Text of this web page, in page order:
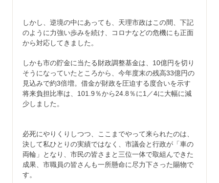
しかし、逆境の中にあっても、天理市政はこの間、下記
のように力強い歩みを続け、コロナなどの危機にも正面
から対応してきました。
しかも市の貯金に当たる財政調整基金は、10億円を切り
そうになっていたところから、今年度末の残高33億円の
見込みで約3倍増。借金が財政を圧迫する度合いを示す
将来負担比率は、101.9％から24.8％に1／4に大幅に減
少しました。
必死にやりくりしつつ、ここまでやって来られたのは、
決して私ひとりの実績ではなく、市議会と行政が「車の
両輪」となり、市民の皆さまと三位一体で取組んできた
成果、市職員の皆さんも一所懸命に尽力下さった賜物で
す。